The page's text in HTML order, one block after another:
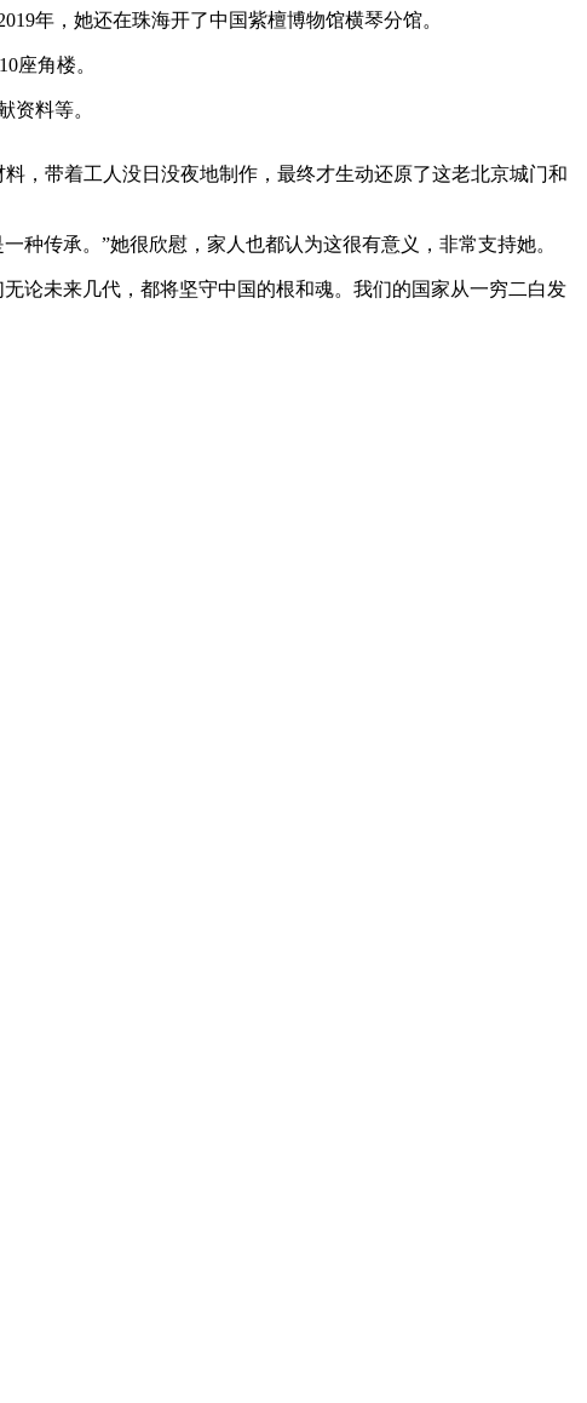
年，她还在珠海开了中国紫檀博物馆横琴分馆。
座角楼。
料等。
带着工人没日没夜地制作，最终才生动还原了这老北京城门和
传承。”她很欣慰，家人也都认为这很有意义，非常支持她。
未来几代，都将坚守中国的根和魂。我们的国家从一穷二白发